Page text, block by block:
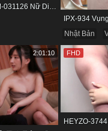
Nhật Bản
2:01:10 FHD